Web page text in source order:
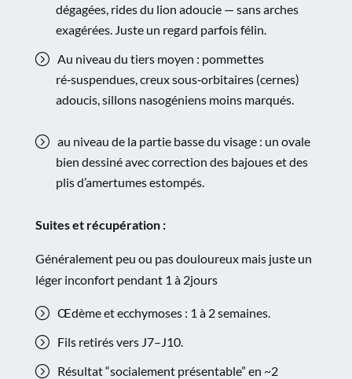
dégagées, rides du lion adoucie — sans arches
exagérées. Juste un regard parfois félin.
Au niveau du tiers moyen : pommettes
ré‑suspendues, creux sous‑orbitaires (cernes)
adoucis, sillons nasogéniens moins marqués.
au niveau de la partie basse du visage : un ovale
bien dessiné avec correction des bajoues et des
plis d’amertumes estompés.
Suites et récupération :
Généralement peu ou pas douloureux mais juste un
léger inconfort pendant 1 à 2jours
Œdème et ecchymoses : 1 à 2 semaines.
Fils retirés vers J7–J10.
Résultat “socialement présentable” en ~2